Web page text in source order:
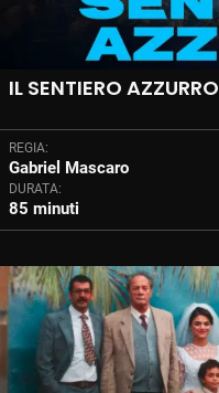
IL SENTIERO AZZURRO
REGIA:
Gabriel Mascaro
DURATA:
85 minuti